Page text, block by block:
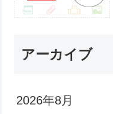
アーカイブ
2026年8月